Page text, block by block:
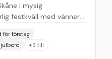
i mysig
festkväll med vänner
julens läckerheter,
som får er
för företag
+3 till